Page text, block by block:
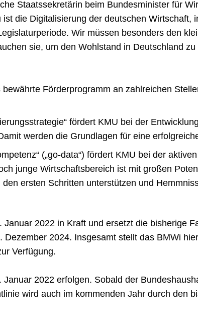
Staatssekretärin beim Bundesminister für
die Digitalisierung der deutschen Wirtschaft,
Wir müssen besonders den
sie, um den Wohlstand in Deutschland
Förderprogramm an zahlreichen
fördert KMU bei der
werden die Grundlagen für eine
(„go-data“) fördert KMU bei der
junge Wirtschaftsbereich ist mit großen
ersten Schritten unterstützen und
2022 in Kraft und ersetzt die bisherige
2024. Insgesamt stellt das BMWi
Verfügung.
2022 erfolgen. Sobald der
wird auch im kommenden Jahr durch den